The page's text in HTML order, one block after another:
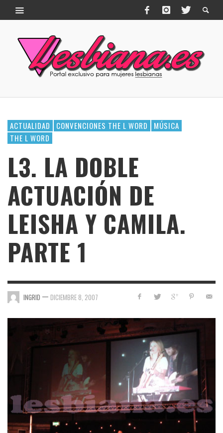
ACTUALIDAD CONVENCIONES THE L WORD
MÚSICA
THE L WORD
L3. LA DOBLE
ACTUACIÓN DE
LEISHA Y CAMILA.
PARTE 1
INGRID — DICIEMBRE 8, 2007